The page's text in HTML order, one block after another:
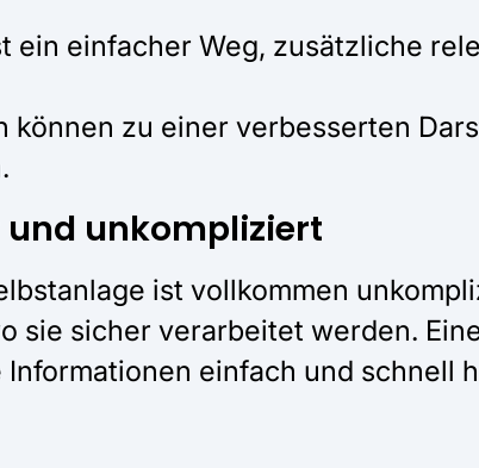
ein einfacher Weg, zusätzliche
können zu einer verbesserten
und unkompliziert
ist vollkommen
sie sicher verarbeitet werden.
Informationen einfach und schnell